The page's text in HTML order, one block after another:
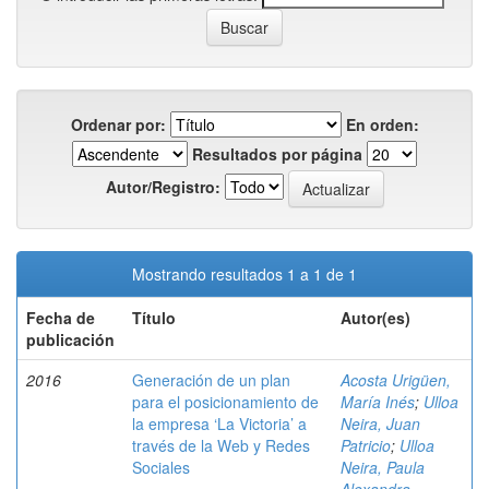
Ordenar por:
En orden:
Resultados por página
Autor/Registro:
Mostrando resultados 1 a 1 de 1
Fecha de
publicación
Título Autor(es)
2016
Generación de un plan
para el posicionamiento de
la empresa ‘La Victoria’ a
través de la Web y Redes
Sociales
Acosta Urigüen,
María Inés; Ulloa
Neira, Juan
Patricio; Ulloa
Neira, Paula